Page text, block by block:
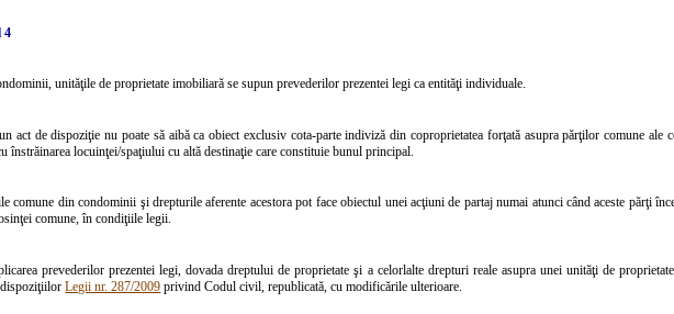
4
unităţile de proprietate imobiliară se supun prevederilor prezentei legi ca entităţi individuale.
act de dispoziţie nu poate să aibă ca obiect exclusiv cota-parte indiviză din coproprietatea forţată asupra părţilor comune ale
înstrăinarea locuinţei/spaţiului cu altă destinaţie care constituie bunul principal.
comune din condominii şi drepturile aferente acestora pot face obiectul unei acţiuni de partaj numai atunci când aceste părţi
comune, în condiţiile legii.
prevederilor prezentei legi, dovada dreptului de proprietate şi a celorlalte drepturi reale asupra unei unităţi de
Legii nr. 287/2009 privind Codul civil, republicată, cu modificările ulterioare.